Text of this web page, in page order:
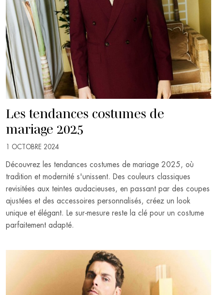
Les tendances costumes de
mariage 2025
1 OCTOBRE 2024
Découvrez les tendances costumes de mariage 2025, où
tradition et modernité s'unissent. Des couleurs classiques
revisitées aux teintes audacieuses, en passant par des coupes
ajustées et des accessoires personnalisés, créez un look
unique et élégant. Le sur-mesure reste la clé pour un costume
parfaitement adapté.